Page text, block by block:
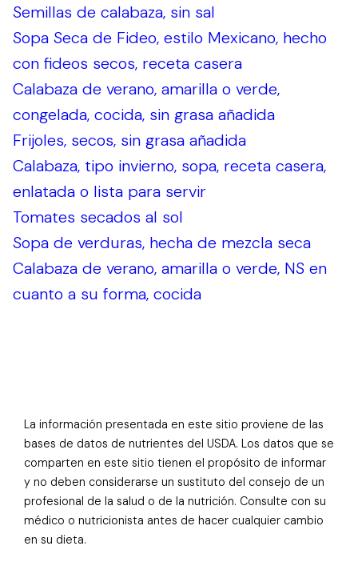
Semillas de calabaza, sin sal
Sopa Seca de Fideo, estilo Mexicano, hecho
con fideos secos, receta casera
Calabaza de verano, amarilla o verde,
congelada, cocida, sin grasa añadida
Frijoles, secos, sin grasa añadida
Calabaza, tipo invierno, sopa, receta casera,
enlatada o lista para servir
Tomates secados al sol
Sopa de verduras, hecha de mezcla seca
Calabaza de verano, amarilla o verde, NS en
cuanto a su forma, cocida
La información presentada en este sitio proviene de las
bases de datos de nutrientes del USDA. Los datos que se
comparten en este sitio tienen el propósito de informar
y no deben considerarse un sustituto del consejo de un
profesional de la salud o de la nutrición. Consulte con su
médico o nutricionista antes de hacer cualquier cambio
en su dieta.